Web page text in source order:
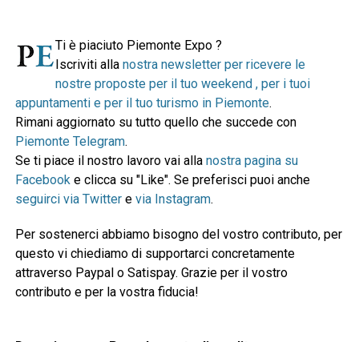
Ti è piaciuto Piemonte Expo ?
Iscriviti alla nostra newsletter per ricevere le
nostre proposte per il tuo weekend , per i tuoi
appuntamenti e per il tuo turismo in Piemonte.
Rimani aggiornato su tutto quello che succede con
Piemonte Telegram.
Se ti piace il nostro lavoro vai alla nostra pagina su
Facebooke clicca su "Like". Se preferisci puoi anche
seguirci via Twittere via Instagram.
Per sostenerci abbiamo bisogno del vostro contributo, per
questo vi chiediamo di supportarci concretamente
attraverso Paypal o Satispay. Grazie per il vostro
contributo e per la vostra fiducia!